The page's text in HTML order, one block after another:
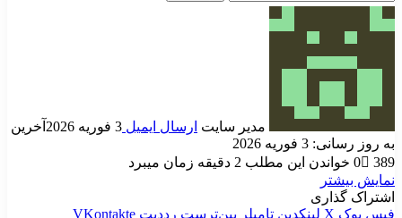
مدیر سایت ارسال ایمیل 3 فوریه 2026
آخرین
به روز رسانی: 3 فوریه 2026
0
389
خواندن این مطلب 2 دقیقه زمان میبرد
نمایش بیشتر
اشتراک گذاری
فیس بوک X لینکدین ‫تامبلر ‫پین‌ترست ‫رددیت ‫VKontakte